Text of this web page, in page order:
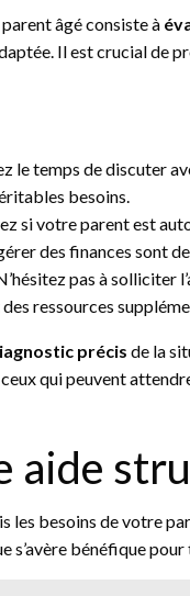
âgé consiste à
Il est crucial de
le temps de discuter
besoins.
si votre parent est
des finances sont
pas à solliciter
ressources
précis de la
qui peuvent
aide
les besoins de votre
s’avère bénéfique